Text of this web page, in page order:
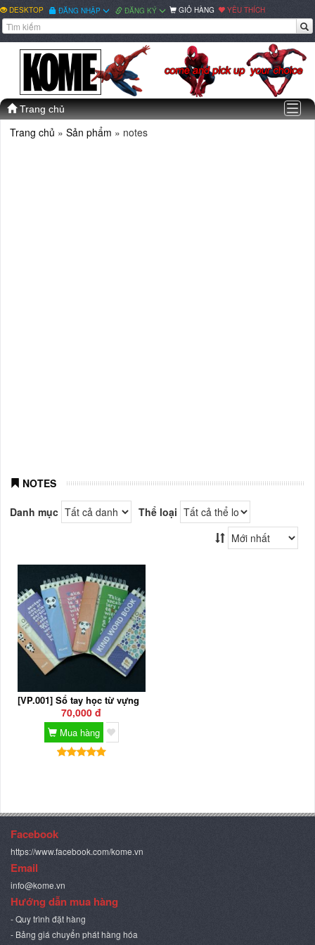
DESKTOP ĐĂNG NHẬP ĐĂNG KÝ GIỎ HÀNG YÊU THÍCH
Trang chủ
Trang chủ » Sản phẩm » notes
NOTES
Danh mục Thể loại
[VP.001] Sổ tay học từ vựng
70,000 đ
Mua hàng
Facebook
https://www.facebook.com/kome.vn
Email
info@kome.vn
Hướng dẫn mua hàng
- Quy trình đặt hàng
- Bảng giá chuyển phát hàng hóa